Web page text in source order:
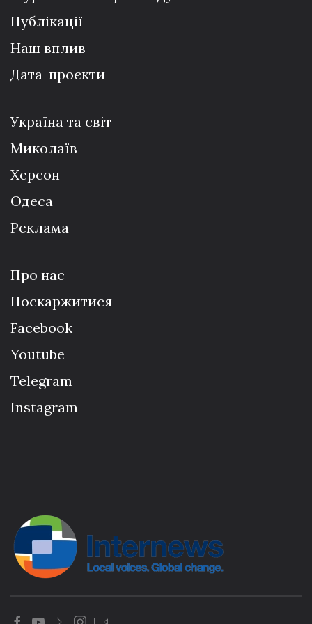
Публікації
Наш вплив
Дата-проєкти
Україна та світ
Миколаїв
Херсон
Одеса
Реклама
Про нас
Поскаржитися
Facebook
Youtube
Telegram
Instagram